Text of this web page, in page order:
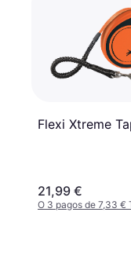
Flexi Xtreme
21,99 €
O 3 pagos de 7,33 €